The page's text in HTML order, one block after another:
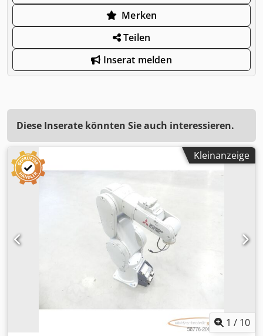
Merken
Teilen
Inserat melden
Diese Inserate könnten Sie auch interessieren.
Kleinanzeige
1 / 10